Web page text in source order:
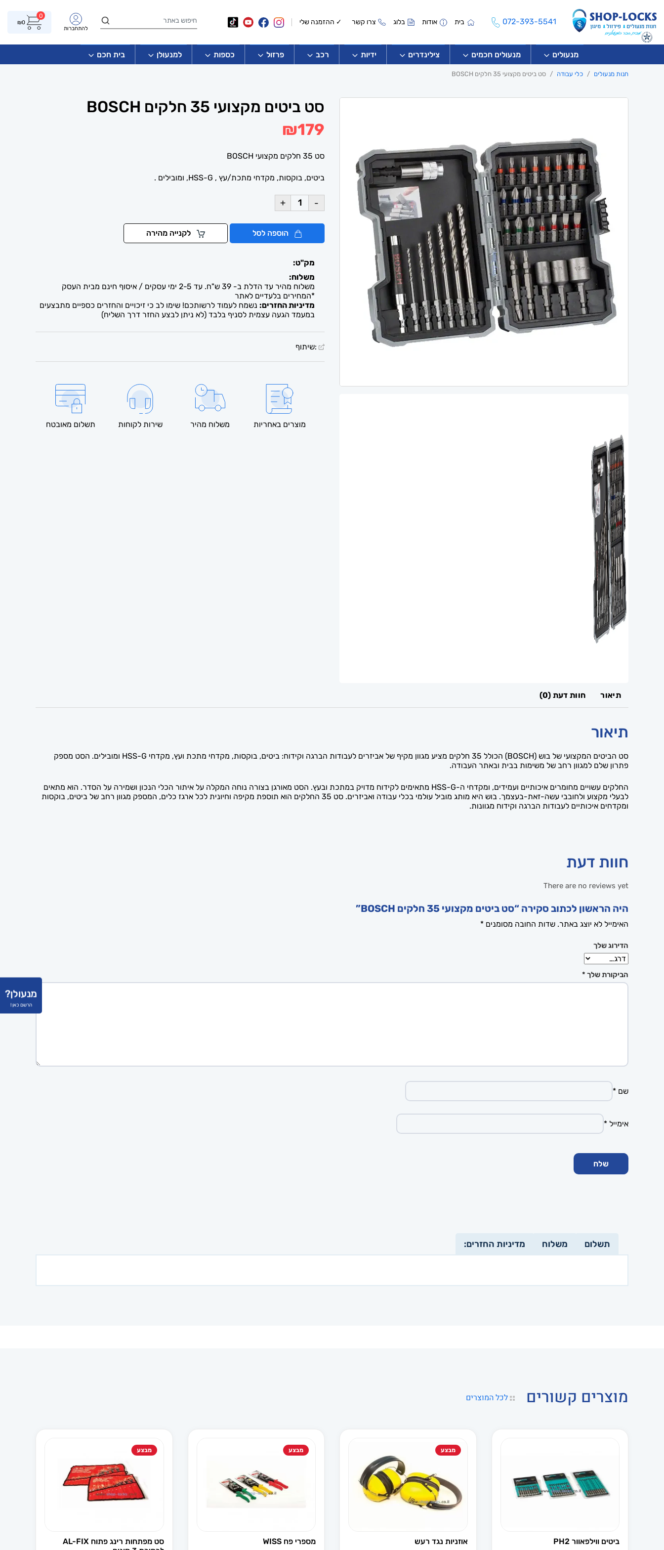
072-393-5541 בית אודות בלוג צרו קשר ✓ ההזמנה שלי
להתחברות
0
₪0
מנעולים מנעולים חכמים צילינדרים ידיות רכב פרזול כספות למנעולן בית חכם
חנות מנעולים כלי עבודה סט ביטים מקצועי 35 חלקים BOSCH
סט ביטים מקצועי 35 חלקים BOSCH
₪179
סט 35 חלקים מקצועי BOSCH
ביטים, בוקסות, מקדחי מתכת/עץ , HSS-G, ומובילים .
-
+
הוספה לסל לקנייה מהירה
מק"ט:
משלוח:
משלוח מהיר עד הדלת ב- 39 ש"ח. עד 2-5 ימי עסקים / איסוף חינם מבית העסק
*המחירים בלעדיים לאתר
מדיניות החזרים: נשמח לעמוד לרשותכם! שימו לב כי זיכויים והחזרים כספיים מתבצעים
במעמד הגעה עצמית לסניף בלבד (לא ניתן לבצע החזר דרך השליח)
:שיתוף
מוצרים באחריות משלוח מהיר שירות לקוחות תשלום מאובטח
תיאור חוות דעת (0)
תיאור
סט הביטים המקצועי של בוש (BOSCH) הכולל 35 חלקים מציע מגוון מקיף של אביזרים לעבודות הברגה וקידוח: ביטים, בוקסות, מקדחי מתכת ועץ, מקדחי HSS-G ומובילים. הסט מספק
פתרון שלם למגוון רחב של משימות בבית ובאתר העבודה.
החלקים עשויים מחומרים איכותיים ועמידים, ומקדחי ה-HSS-G מתאימים לקידוח מדויק במתכת ובעץ. הסט מאורגן בצורה נוחה המקלה על איתור הכלי הנכון ושמירה על הסדר. הוא מתאים
לבעלי מקצוע ולחובבי עשה-זאת-בעצמך. בוש היא מותג מוביל עולמי בכלי עבודה ואביזרים. סט 35 החלקים הוא תוספת מקיפה וחיונית לכל ארגז כלים, המספק מגוון רחב של ביטים, בוקסות
ומקדחים איכותיים לעבודות הברגה וקידוח מגוונות.
חוות דעת
There are no reviews yet
היה הראשון לכתוב סקירה “סט ביטים מקצועי 35 חלקים BOSCH”
האימייל לא יוצג באתר. שדות החובה מסומנים *
הדירוג שלך
הביקורת שלך *
שם *
אימייל *
תשלום משלוח מדיניות החזרים:
מוצרים קשורים לכל המוצרים
ביטים ווילפאוור PH2
מבצע
אוזניות נגד רעש
מבצע
מספרי פח WISS
מבצע
סט מפתחות רינג פתוח AL-FIX
מנעולן?
הרשם כאן !